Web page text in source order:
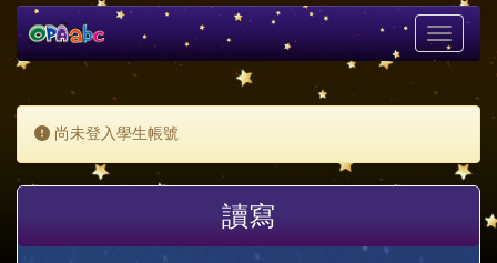
Toggle
尚未登入學生帳號
讀寫